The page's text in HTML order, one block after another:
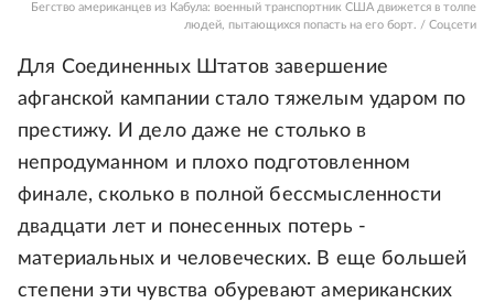
Бегство американцев из Кабула: военный транспортник США движется в толпе
людей, пытающихся попасть на его борт. / Соцсети
Для Соединенных Штатов завершение
афганской кампании стало тяжелым ударом по
престижу. И дело даже не столько в
непродуманном и плохо подготовленном
финале, сколько в полной бессмысленности
двадцати лет и понесенных потерь -
материальных и человеческих. В еще большей
степени эти чувства обуревают американских